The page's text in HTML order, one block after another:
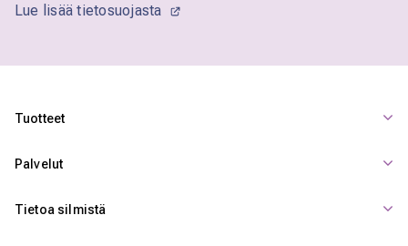
Lue lisää tietosuojasta
Tuotteet
Palvelut
Tietoa silmistä